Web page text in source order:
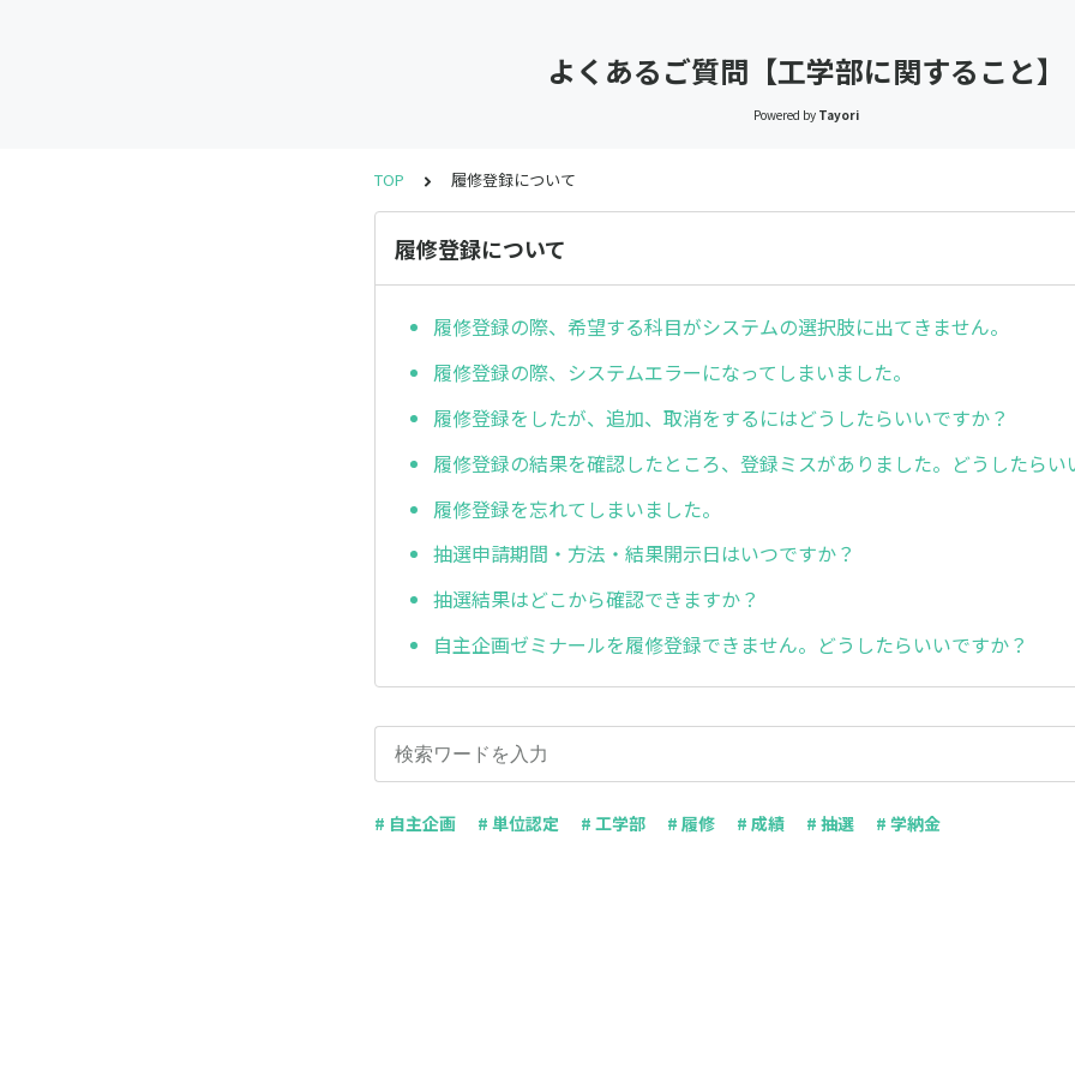
よくあるご質問【工学部に関すること】
Powered by Tayori
TOP 履修登録について
履修登録について
履修登録の際、希望する科目がシステムの選択肢に出てきません。
履修登録の際、システムエラーになってしまいました。
履修登録をしたが、追加、取消をするにはどうしたらいいですか？
履修登録の結果を確認したところ、登録ミスがありました。どうしたらい
履修登録を忘れてしまいました。
抽選申請期間・方法・結果開示日はいつですか？
抽選結果はどこから確認できますか？
自主企画ゼミナールを履修登録できません。どうしたらいいですか？
# 自主企画 # 単位認定 # 工学部 # 履修 # 成績 # 抽選 # 学納金